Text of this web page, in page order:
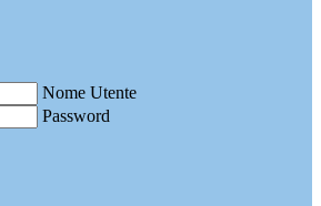
Nome Utente
Password